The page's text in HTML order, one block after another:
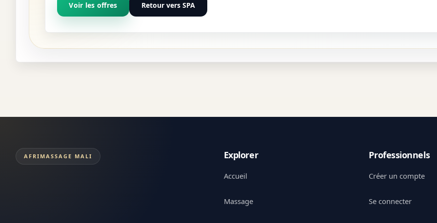
Voir les offres Retour vers SPA
AFRIMASSAGE MALI Explorer
Accueil
Massage
Professionnels
Créer un compte
Se connecter